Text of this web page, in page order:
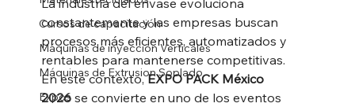
Cursos de capacitación
Máquinas de inyección Verticales
Máquinas de Extrusion Soplado
Expos
La industria del envase evoluciona
constantemente y las empresas buscan
procesos más eficientes, automatizados y
rentables para mantenerse competitivas.
En este contexto, EXPO PACK México
2026 se convierte en uno de los eventos